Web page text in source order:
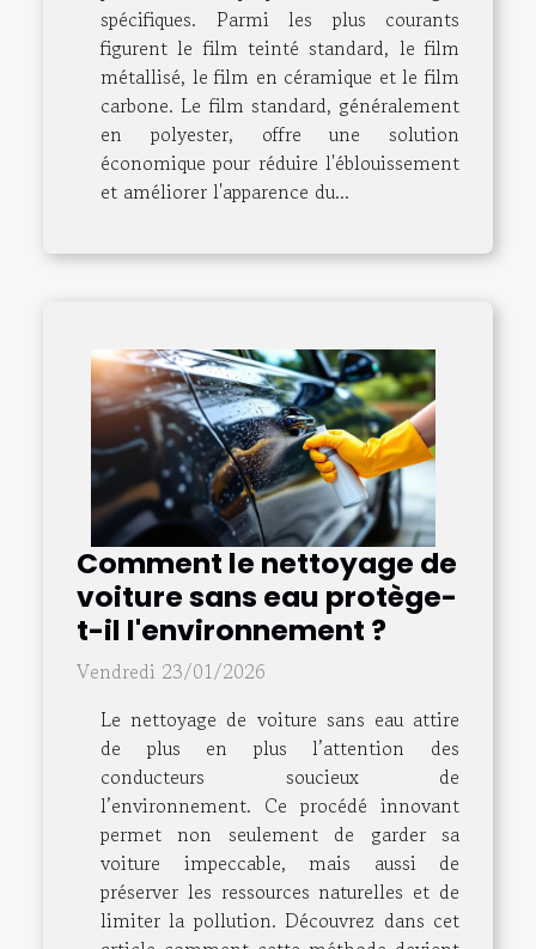
spécifiques. Parmi les plus courants
figurent le film teinté standard, le film
métallisé, le film en céramique et le film
carbone. Le film standard, généralement
en polyester, offre une solution
économique pour réduire l'éblouissement
et améliorer l'apparence du...
Comment le nettoyage de
voiture sans eau protège-
t-il l'environnement ?
Vendredi 23/01/2026
Le nettoyage de voiture sans eau attire
de plus en plus l’attention des
conducteurs soucieux de
l’environnement. Ce procédé innovant
permet non seulement de garder sa
voiture impeccable, mais aussi de
préserver les ressources naturelles et de
limiter la pollution. Découvrez dans cet